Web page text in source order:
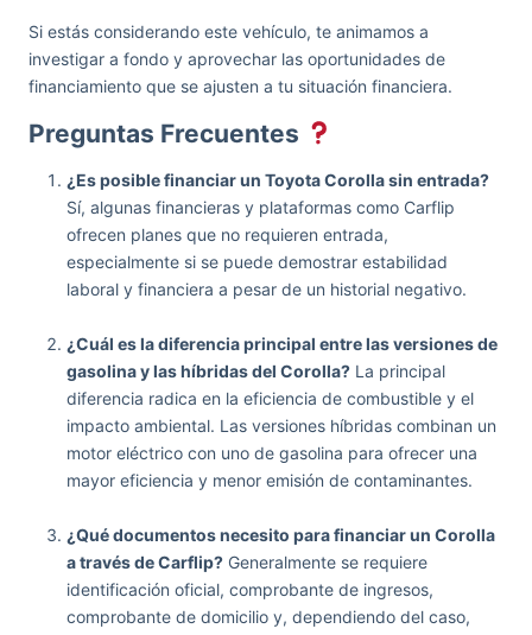
Si estás considerando este vehículo, te animamos a
investigar a fondo y aprovechar las oportunidades de
financiamiento que se ajusten a tu situación financiera.
Preguntas Frecuentes
¿Es posible financiar un Toyota Corolla sin entrada?
Sí, algunas financieras y plataformas como Carflip
ofrecen planes que no requieren entrada,
especialmente si se puede demostrar estabilidad
laboral y financiera a pesar de un historial negativo.
¿Cuál es la diferencia principal entre las versiones de
gasolina y las híbridas del Corolla? La principal
diferencia radica en la eficiencia de combustible y el
impacto ambiental. Las versiones híbridas combinan un
motor eléctrico con uno de gasolina para ofrecer una
mayor eficiencia y menor emisión de contaminantes.
¿Qué documentos necesito para financiar un Corolla
a través de Carflip? Generalmente se requiere
identificación oficial, comprobante de ingresos,
comprobante de domicilio y, dependiendo del caso,